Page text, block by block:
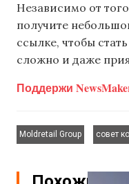
Независимо от
получите
ссылке, чтобы
сложно и даже
Поддержи
Moldretail Group
совет